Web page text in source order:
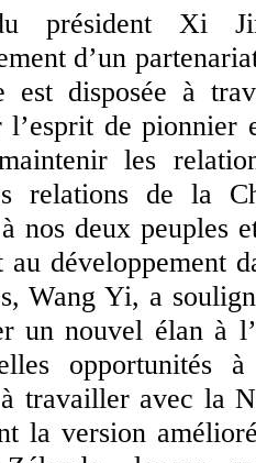
président Xi
d’un
est disposée à
l’esprit de pionnier
les
relations de la
nos deux peuples
développement
Wang Yi, a
un nouvel élan à
opportunités
à travailler avec la
la version